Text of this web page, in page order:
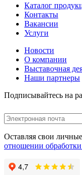
Каталог
Контакты
Вакансии
Услуги
Новости
О компании
Выставочная
Наши партнеры
Подписывайтесь на
Оставляя свои
отношении